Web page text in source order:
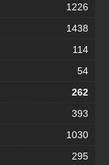
1226
1438
114
54
262
393
1030
295